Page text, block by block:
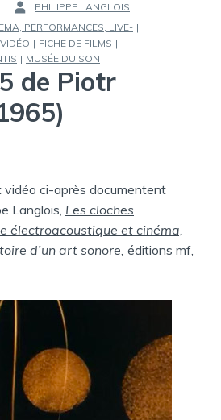
PAR :
PHILIPPE LANGLOIS
PERFORMANCES, LIVE- |
| FICHE DE FILMS |
| MUSÉE DU SON
de Piotr
vidéo ci-après documentent
Langlois, Les cloches
électroacoustique et cinéma,
d’un art sonore, éditions mf,